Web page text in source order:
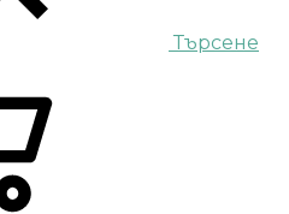
Търсене